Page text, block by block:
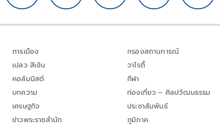
การเมือง
เปลว สีเงิน
คอลัมนิสต์
บทความ
เศรษฐกิจ
ข่าวพระราชสำนัก
กรองสถานการณ์
วาไรตี้
กีฬา
ท่องเที่ยว – ศิลปวัฒนธรรม
ประชาสัมพันธ์
ภูมิภาค